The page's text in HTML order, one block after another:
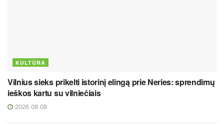
KULTŪRA
Vilnius sieks prikelti istorinį elingą prie Neries: sprendimų
ieškos kartu su vilniečiais
2026 08 08